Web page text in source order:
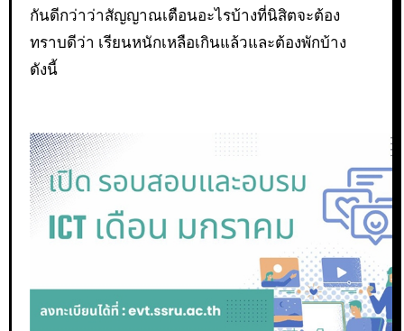
กันดีกว่าว่าสัญญาณเตือนอะไรบ้างที่นิสิตจะต้อง
ทราบดีว่า เรียนหนักเหลือเกินแล้วและต้องพักบ้าง
ดังนี้